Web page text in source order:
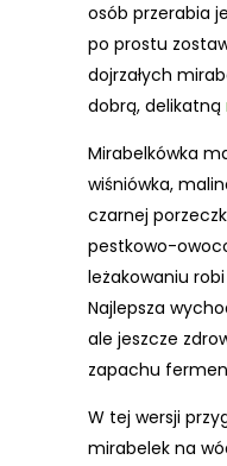
osób przerabia
po prostu
dojrzałych
dobrą, delikatną
Mirabelkówka
wiśniówka,
czarnej
pestkowo-
leżakowaniu
Najlepsza
ale jeszcze
zapachu
W tej wersji
mirabelek na